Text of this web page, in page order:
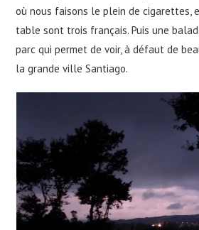
où nous faisons le plein de cigarettes,
table sont trois français. Puis une
parc qui permet de voir, à défaut de
la grande ville Santiago.